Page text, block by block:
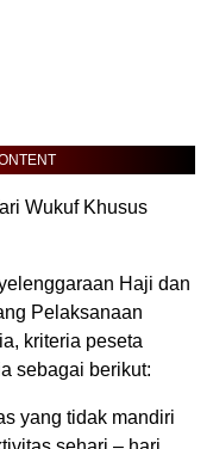
Wukuf Khusus
Haji dan
Pelaksanaan
kriteria peseta
sebagai berikut:
yang tidak mandiri